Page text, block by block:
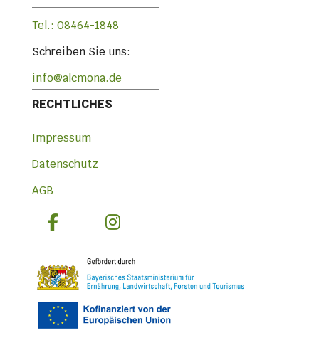
Tel.: 08464-1848
Schreiben Sie uns:
info@alcmona.de
RECHTLICHES
Impressum
Datenschutz
AGB